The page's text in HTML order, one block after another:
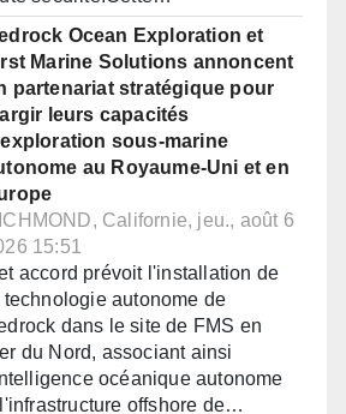
Ocean Exploration et
Marine Solutions annoncent
partenariat stratégique pour
leurs capacités
sous-marine
au Royaume-Uni et en
Californie, jeu., août 6
15:51
accord prévoit l'installation de
technologie autonome de
dans le site de FMS en
du Nord, associant ainsi
océanique autonome
offshore de…